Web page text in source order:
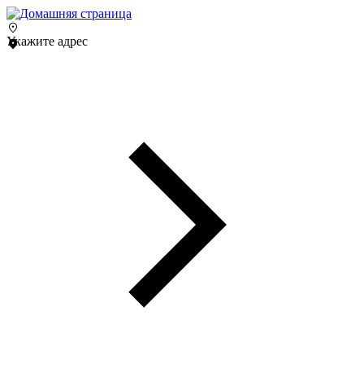
Укажите адрес